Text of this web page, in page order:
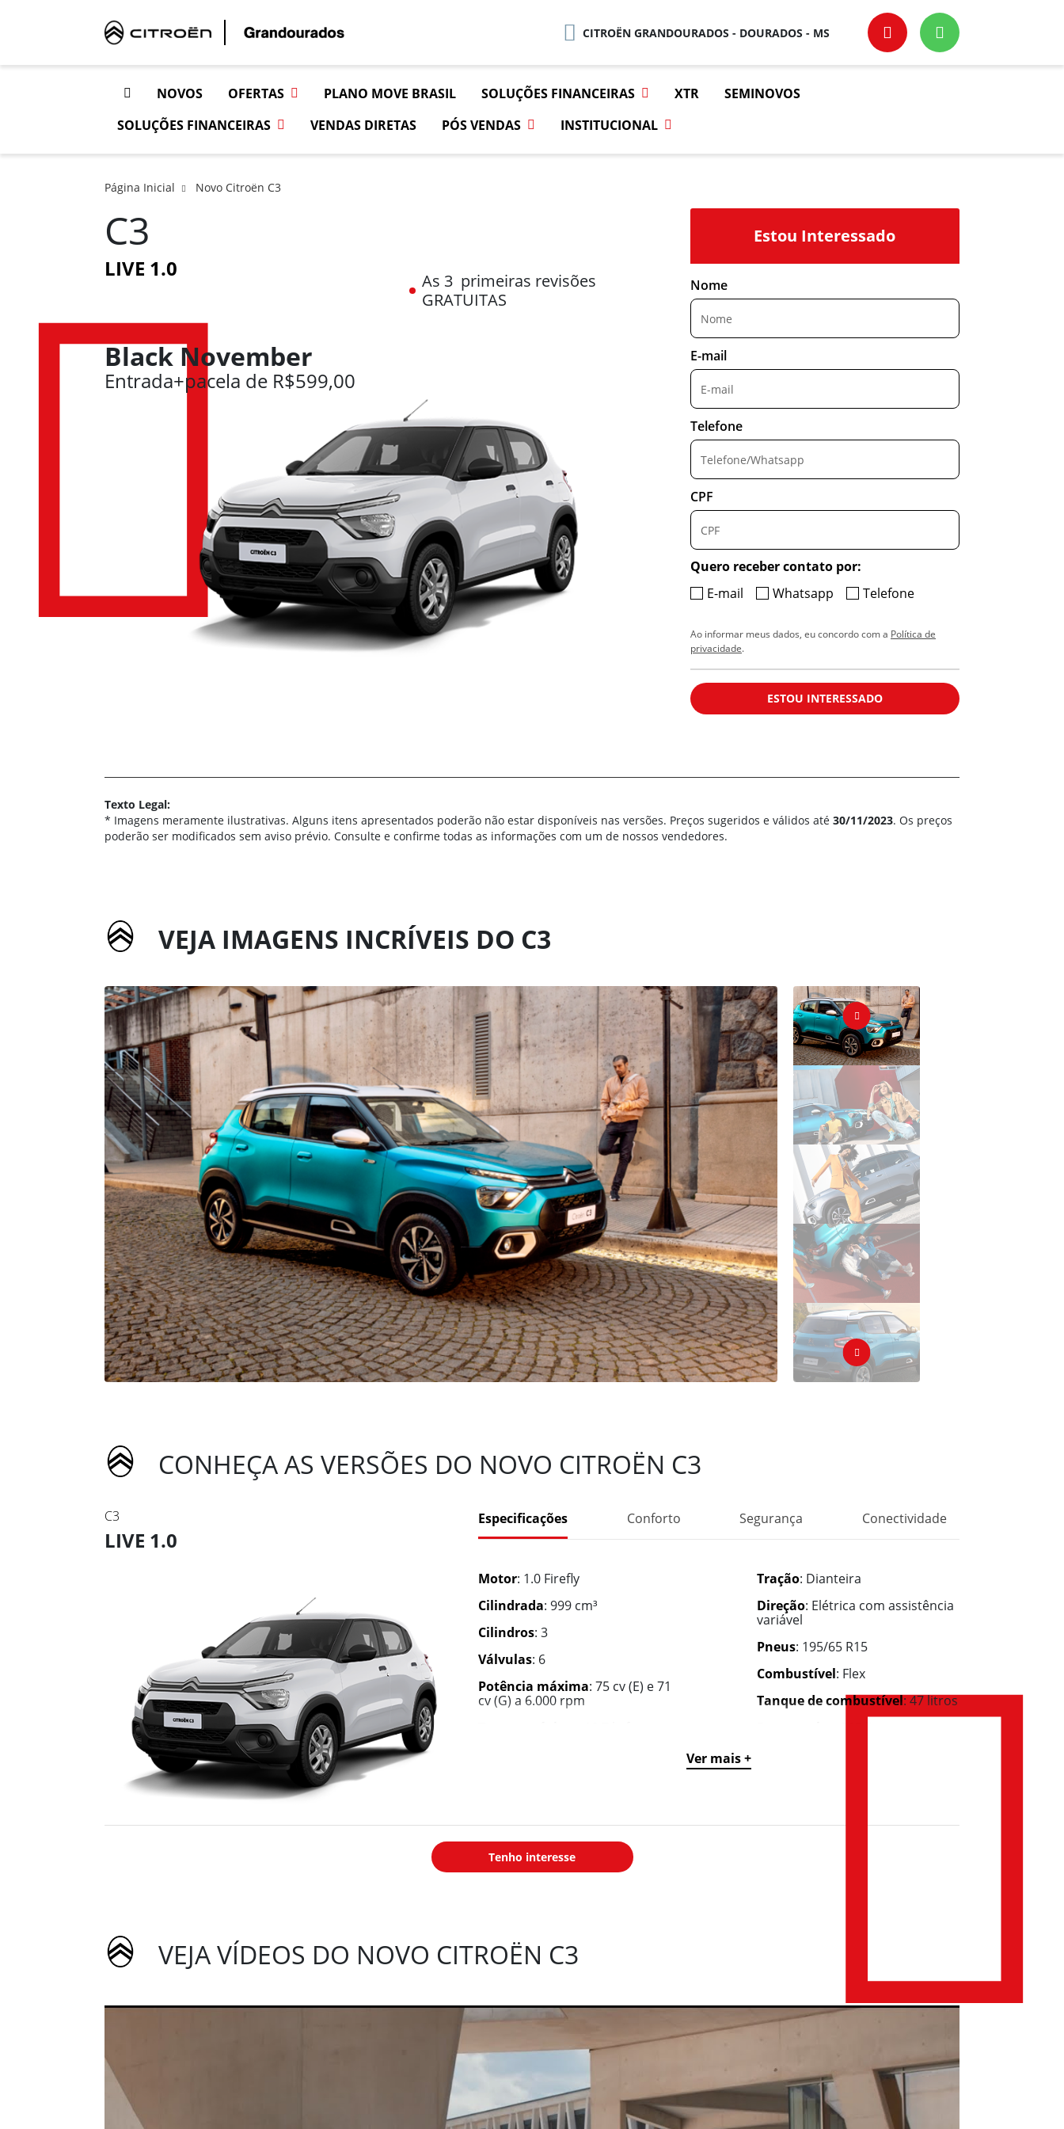
CITROËN GRANDOURADOS - DOURADOS - MS
NOVOS OFERTAS PLANO MOVE BRASIL SOLUÇÕES FINANCEIRAS XTR
SEMINOVOS
SOLUÇÕES FINANCEIRAS
VENDAS DIRETAS PÓS VENDAS INSTITUCIONAL
Página Inicial Novo Citroën C3
C3
LIVE 1.0
Black November
Entrada+pacela de R$599,00
As 3 primeiras revisões
GRATUITAS
Estou Interessado
Nome
E-mail
Telefone
CPF
Quero receber contato por:
E-mail
Whatsapp Telefone
Ao informar meus dados, eu concordo com a Política de
privacidade.
ESTOU INTERESSADO
Texto Legal:
* Imagens meramente ilustrativas. Alguns itens apresentados poderão não estar disponíveis nas versões. Preços sugeridos e válidos até 30/11/2023. Os preços
poderão ser modificados sem aviso prévio. Consulte e confirme todas as informações com um de nossos vendedores.
VEJA IMAGENS INCRÍVEIS DO C3
CONHEÇA AS VERSÕES DO NOVO CITROËN C3
C3
LIVE 1.0
Especificações Conforto Segurança Conectividade
Motor : 1.0 Firefly
Cilindrada : 999 cm³
Cilindros : 3
Válvulas : 6
Potência máxima: 75 cv (E) e 71
cv (G) a 6.000 rpm
Tração : Dianteira
Direção: Elétrica com assistência
variável
Pneus : 195/65 R15
Combustível : Flex
Tanque de combustível : 47 litros
Ver mais +
Tenho interesse
VEJA VÍDEOS DO NOVO CITROËN C3